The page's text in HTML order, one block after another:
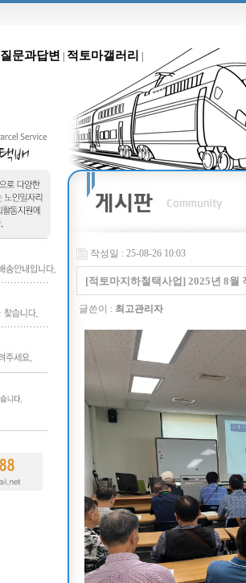
질문과답변 적토마갤러리
작성일 : 25-08-26 10:03
[적토마지하철택사업] 2025년 8월
글쓴이 : 최고관리자